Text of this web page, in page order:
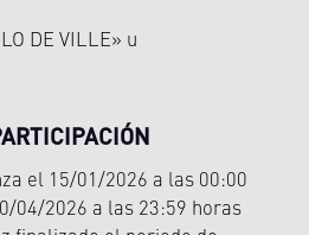
DE VILLE» u
el 15/01/2026 a las 00:00
04/2026 a las 23:59 horas